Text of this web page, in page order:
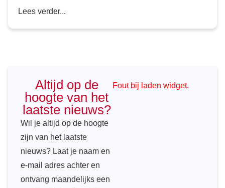
Lees verder...
Altijd op de
hoogte van het
laatste nieuws?
Wil je altijd op de hoogte
zijn van het laatste
nieuws? Laat je naam en
e-mail adres achter en
ontvang maandelijks een
Fout bij laden widget.